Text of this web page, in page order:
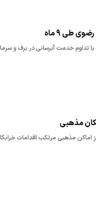
خدمت آبرسانی در برف و سرما
مذهبی
اماکن مذهبی مرتکب اقدامات